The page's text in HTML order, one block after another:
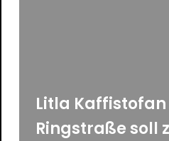
Litla
Ringstraße soll